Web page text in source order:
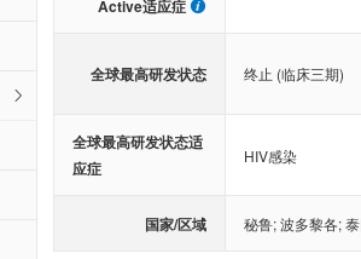
Active适应症
全球最高研发状态 终止 (临床三期)
全球最高研发状态适
应症
HIV感染
国家/区域 秘鲁;波多黎各;